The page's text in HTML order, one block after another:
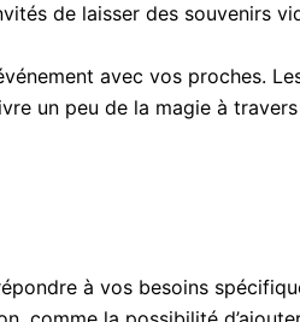
de laisser des souvenirs
avec vos proches.
un peu de la magie à
à vos besoins